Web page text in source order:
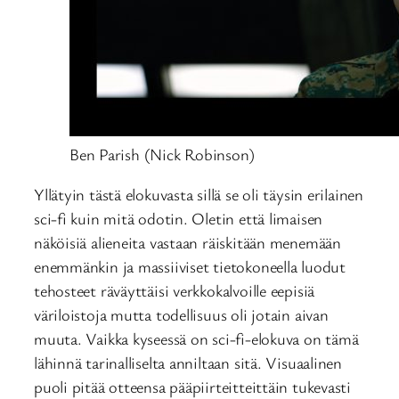
Ben Parish (Nick Robinson)
Yllätyin tästä elokuvasta sillä se oli täysin erilainen
sci-fi kuin mitä odotin. Oletin että limaisen
näköisiä alieneita vastaan räiskitään menemään
enemmänkin ja massiiviset tietokoneella luodut
tehosteet räväyttäisi verkkokalvoille eepisiä
väriloistoja mutta todellisuus oli jotain aivan
muuta. Vaikka kyseessä on sci-fi-elokuva on tämä
lähinnä tarinalliselta anniltaan sitä. Visuaalinen
puoli pitää otteensa pääpiirteitteittäin tukevasti